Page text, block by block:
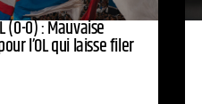
(0-0) : Mauvaise
l’OL qui laisse filer